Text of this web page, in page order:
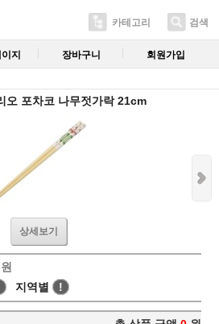
카테고리 검색
지 장바구니 회원가입
오 포차코 나무젓가락 21cm
상세보기
원
지역별 !